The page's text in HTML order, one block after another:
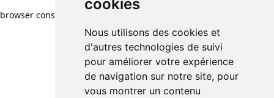
cookies
Nous utilisons des cookies et
d'autres technologies de suivi
pour améliorer votre expérience
de navigation sur notre site, pour
vous montrer un contenu
browser console for more information)